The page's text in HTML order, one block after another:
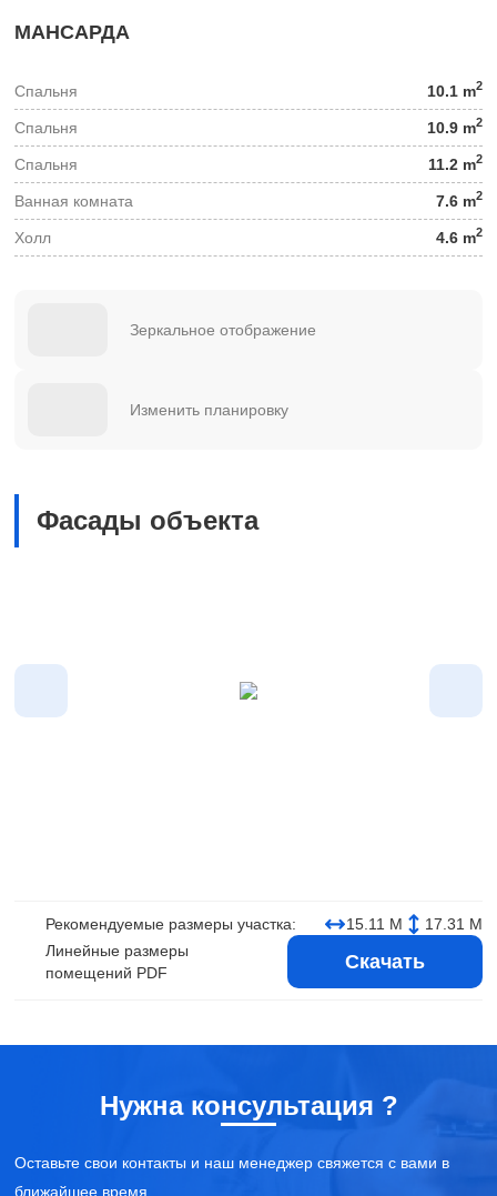
МАНСАРДА
Спальня 10.1 m2
Спальня 10.9 m2
Спальня 11.2 m2
Ванная комната 7.6 m2
Холл 4.6 m2
Зеркальное отображение
Изменить планировку
Фасады объекта
Рекомендуемые размеры участка: 15.11 М
17.31 М
Линейные размеры
помещений PDF
Скачать
Нужна консультация ?
Оставьте свои контакты и наш менеджер свяжется с вами в
ближайшее время